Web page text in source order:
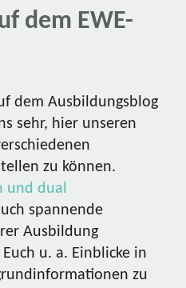
dem EWE-
dem Ausbildungsblog
sehr, hier unseren
zu können.
und dual
spannende
Ausbildung
u. a. Einblicke in
zu